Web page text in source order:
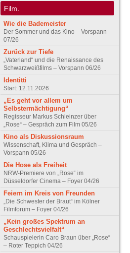
Film.
Wie die Bademeister
Der Sommer und das Kino – Vorspann
07/26
Zurück zur Tiefe
„Vaterland“ und die Renaissance des
Schwarzweißfilms – Vorspann 06/26
Identitti
Start: 12.11.2026
„Es geht vor allem um
Selbstermächtigung“
Regisseur Markus Schleinzer über
„Rose“ – Gespräch zum Film 05/26
Kino als Diskussionsraum
Wissenschaft, Klima und Gespräch –
Vorspann 05/26
Die Hose als Freiheit
NRW-Premiere von „Rose“ im
Düsseldorfer Cinema – Foyer 04/26
Feiern im Kreis von Freunden
„Die Schwester der Braut“ im Kölner
Filmforum – Foyer 04/26
„Kein großes Spektrum an
Geschlechtsvielfalt“
Schauspielerin Caro Braun über „Rose“
– Roter Teppich 04/26